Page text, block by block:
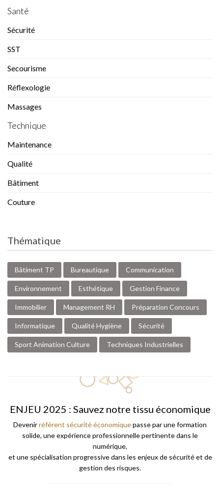
Santé
Sécurité
SST
Secourisme
Réflexologie
Massages
Technique
Maintenance
Qualité
Bâtiment
Couture
Thématique
Bâtiment TP Bureautique Communication
Environnement Esthétique Gestion Finance
Immobilier Management RH Préparation Concours
Informatique Qualité Hygiène Sécurité
Sport Animation Culture Techniques Industrielles
ENJEU 2025 : Sauvez notre tissu économique
Devenirréférent sécurité économiquepasse par une formation
solide, une expérience professionnelle pertinente dans le
numérique,
et une spécialisation progressive dans les enjeux de sécurité et de
gestion des risques.